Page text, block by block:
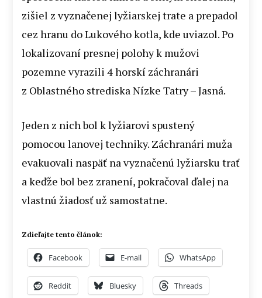
zišiel z vyznačenej lyžiarskej trate a prepadol
cez hranu do Lukového kotla, kde uviazol. Po
lokalizovaní presnej polohy k mužovi
pozemne vyrazili 4 horskí záchranári
z Oblastného strediska Nízke Tatry – Jasná.
Jeden z nich bol k lyžiarovi spustený
pomocou lanovej techniky. Záchranári muža
evakuovali naspäť na vyznačenú lyžiarsku trať
a keďže bol bez zranení, pokračoval ďalej na
vlastnú žiadosť už samostatne.
Zdieľajte tento článok:
Facebook E-mail WhatsApp
Reddit Bluesky Threads